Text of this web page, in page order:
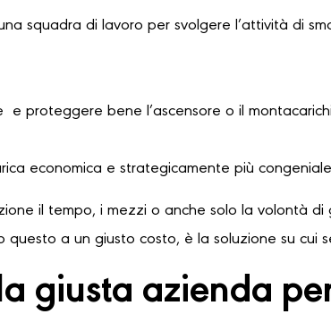
squadra di lavoro per svolgere l’attività di
e proteggere bene l’ascensore o il
economica e strategicamente più
il tempo, i mezzi o anche solo la volontà
questo a un giusto costo, è la soluzione su cui
giusta azienda